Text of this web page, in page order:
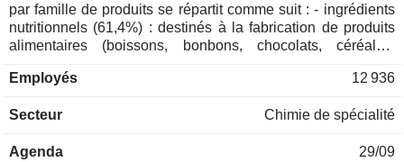
par famille de produits se répartit comme suit : - ingrédients
nutritionnels (61,4%) : destinés à la fabrication de produits
alimentaires (boissons, bonbons, chocolats, céréales,
et à la fabrication d'aliments pour animaux et poissons ; -
et produits chimiques aromatiques pour les produits de
produits nettoyants, les produits cosmétiques, etc. La
Employés 12 936
Secteur Chimie de spécialité
Agenda 29/09